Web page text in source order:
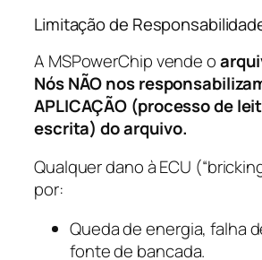
Limitação de
A MSPowerChip vende o
Nós NÃO nos
APLICAÇÃO (processo de
escrita) do arquivo.
Qualquer dano à ECU
por:
Queda de energia, falha
fonte de bancada.